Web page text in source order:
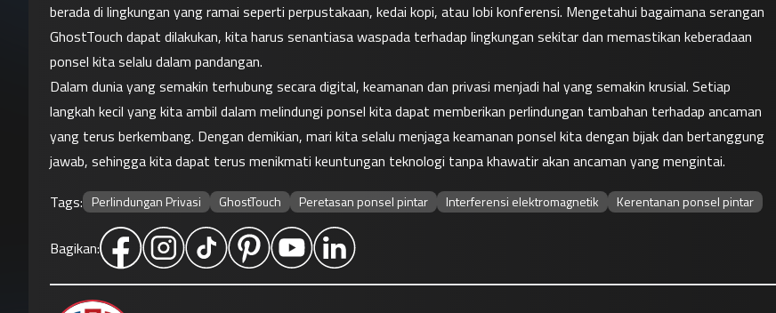
berada di lingkungan yang ramai seperti perpustakaan, kedai kopi, atau lobi konferensi. Mengetahui bagaimana serangan
GhostTouch dapat dilakukan, kita harus senantiasa waspada terhadap lingkungan sekitar dan memastikan keberadaan
ponsel kita selalu dalam pandangan.
Dalam dunia yang semakin terhubung secara digital, keamanan dan privasi menjadi hal yang semakin krusial. Setiap
langkah kecil yang kita ambil dalam melindungi ponsel kita dapat memberikan perlindungan tambahan terhadap ancaman
yang terus berkembang. Dengan demikian, mari kita selalu menjaga keamanan ponsel kita dengan bijak dan bertanggung
jawab, sehingga kita dapat terus menikmati keuntungan teknologi tanpa khawatir akan ancaman yang mengintai.
Tags: Perlindungan Privasi GhostTouch Peretasan ponsel pintar Interferensi elektromagnetik Kerentanan ponsel pintar
Bagikan: